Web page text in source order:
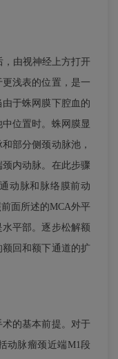
，由视神经上方打开
浅表的位置，是一
于蛛网膜下腔血的
位置时。蛛网膜显
部分侧颈动脉池，
内动脉。在此步骤
动脉和脉络膜前动
面所述的MCA外平
平部。逐步松解额
回和额下通道的扩
的基本前提。对于
动脉瘤颈近端M1段